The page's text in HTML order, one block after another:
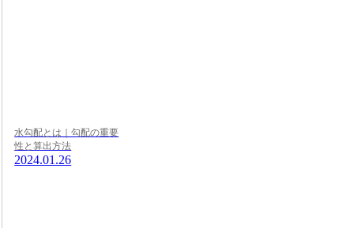
水勾配とは｜勾配の重要
性と算出方法
2024.01.26